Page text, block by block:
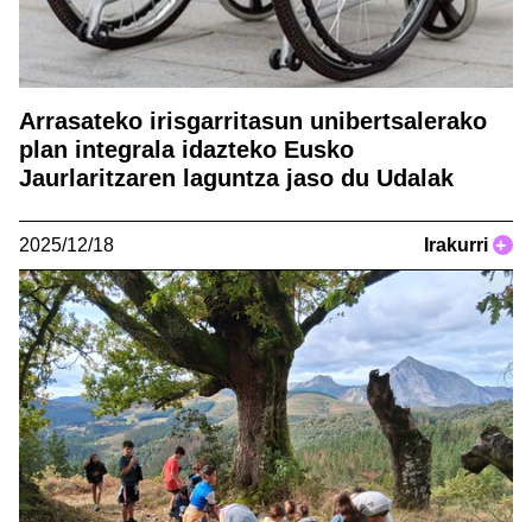
Arrasateko irisgarritasun unibertsalerako
plan integrala idazteko Eusko
Jaurlaritzaren laguntza jaso du Udalak
2025/12/18 Irakurri +